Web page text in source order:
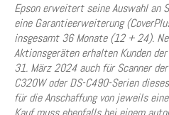
Epson erweitert seine Auswahl an
eine Garantieerweiterung
insgesamt 36 Monate (12 + 24).
Aktionsgeräten erhalten Kunden
31. März 2024 auch für Scanner
C320W oder DS-C490-Serien
für die Anschaffung von jeweils